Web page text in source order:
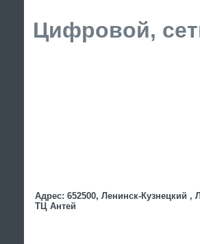
Цифровой,
Адрес: 652500, Ленинск-Кузнецкий ,
ТЦ Антей